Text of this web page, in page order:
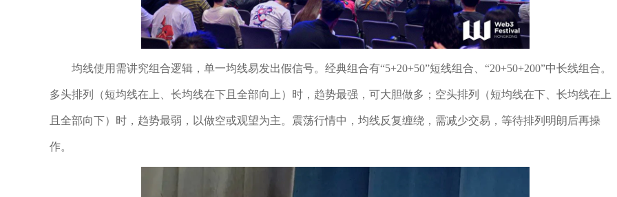
均线使用需讲究组合逻辑，单一均线易发出假信号。经典组合有“5+20+50”短线组合、“20+50+200”中长线组合。
多头排列（短均线在上、长均线在下且全部向上）时，趋势最强，可大胆做多；空头排列（短均线在下、长均线在上
且全部向下）时，趋势最弱，以做空或观望为主。震荡行情中，均线反复缠绕，需减少交易，等待排列明朗后再操
作。